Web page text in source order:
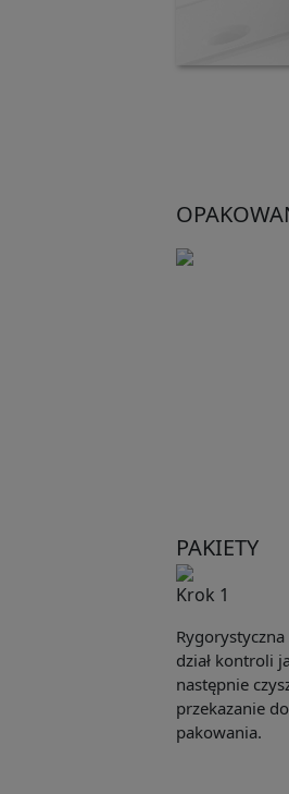
PAKIETY
Krok 1
dział kontroli
następnie
przekazanie
pakowania.